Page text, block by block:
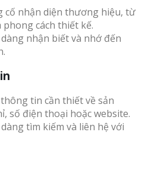
cố nhận diện thương hiệu, từ
phong cách thiết kế.
nhận biết và nhớ đến
tin cần thiết về sản
số điện thoại hoặc website.
tìm kiếm và liên hệ với